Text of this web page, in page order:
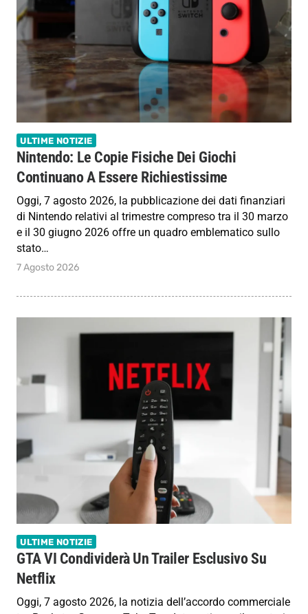
ULTIME NOTIZIE
Nintendo: Le Copie Fisiche Dei Giochi
Continuano A Essere Richiestissime
Oggi, 7 agosto 2026, la pubblicazione dei dati finanziari
di Nintendo relativi al trimestre compreso tra il 30 marzo
e il 30 giugno 2026 offre un quadro emblematico sullo
stato…
7 Agosto 2026
ULTIME NOTIZIE
GTA VI Condividerà Un Trailer Esclusivo Su
Netflix
Oggi, 7 agosto 2026, la notizia dell’accordo commerciale